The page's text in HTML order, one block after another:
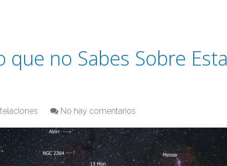
que no Sabes Sobre Esta
No hay comentarios